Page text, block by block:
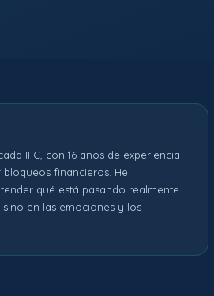
IFC, con 16 años de experiencia
bloqueos financieros. He
qué está pasando realmente
en las emociones y los